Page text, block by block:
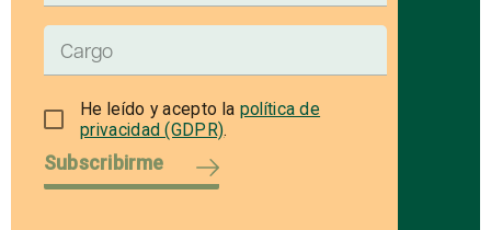
He leído y acepto la política de
privacidad (GDPR).
Subscribirme